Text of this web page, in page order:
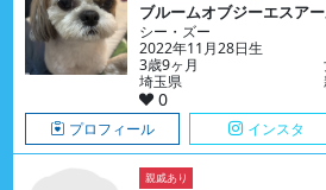
ブルームオブジーエスア
シー・ズー
2022年11月28日生
3歳9ヶ月
埼玉県
0
プロフィール インスタ
親戚あり